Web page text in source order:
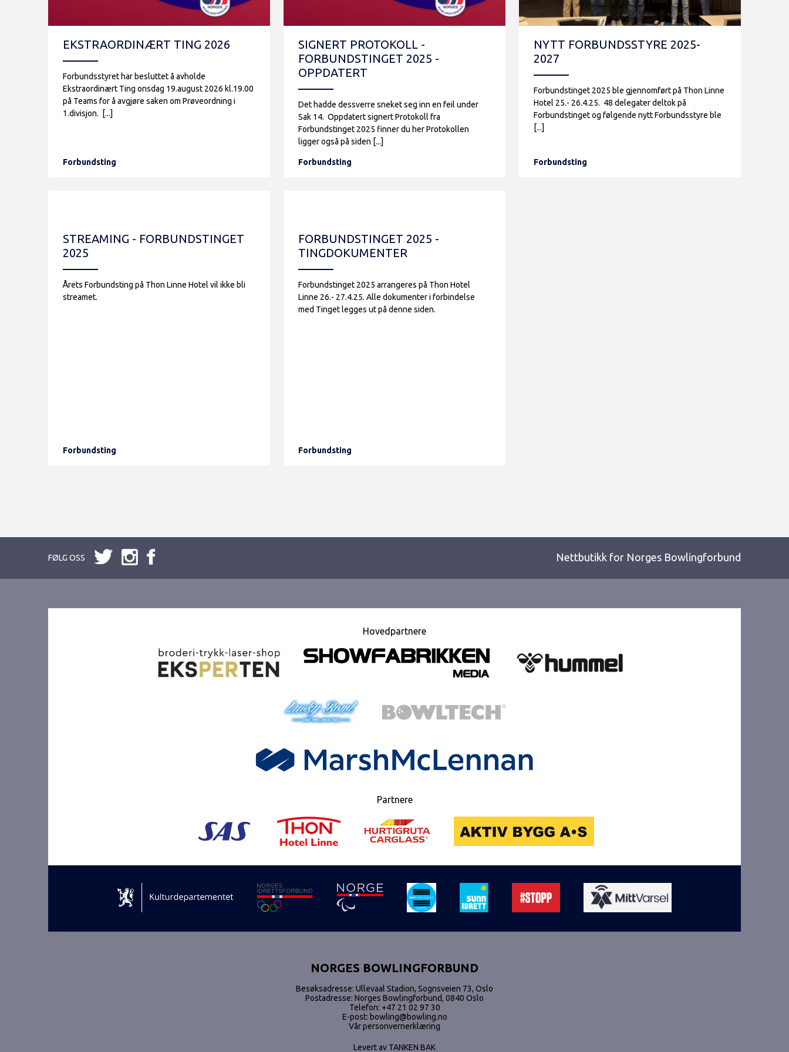
Forbundsting
EKSTRAORDINÆRT TING 2026
Forbundsstyret har besluttet å avholde
Ekstraordinært Ting onsdag 19.august 2026 kl.19.00
på Teams for å avgjøre saken om Prøveordning i
1.divisjon. [...]
Forbundsting
SIGNERT PROTOKOLL -
FORBUNDSTINGET 2025 -
OPPDATERT
Det hadde dessverre sneket seg inn en feil under
Sak 14. Oppdatert signert Protokoll fra
Forbundstinget 2025 finner du her Protokollen
ligger også på siden [...]
Forbundsting
NYTT FORBUNDSSTYRE 2025-
2027
Forbundstinget 2025 ble gjennomført på Thon Linne
Hotel 25.- 26.4.25. 48 delegater deltok på
Forbundstinget og følgende nytt Forbundsstyre ble
[...]
Forbundsting
STREAMING - FORBUNDSTINGET
2025
Årets Forbundsting på Thon Linne Hotel vil ikke bli
streamet.
Forbundsting
FORBUNDSTINGET 2025 -
TINGDOKUMENTER
Forbundstinget 2025 arrangeres på Thon Hotel
Linne 26.- 27.4.25. Alle dokumenter i forbindelse
med Tinget legges ut på denne siden.
FØLG OSS Nettbutikk for Norges Bowlingforbund
Hovedpartnere
Partnere
NORGES BOWLINGFORBUND
Besøksadresse: Ullevaal Stadion, Sognsveien 73, Oslo
Postadresse: Norges Bowlingforbund, 0840 Oslo
Telefon: +47 21 02 97 30
E-post: bowling@bowling.no
Vår personvernerklæring
Levert av TANKEN BAK